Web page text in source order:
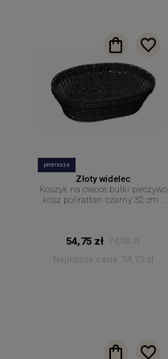
promocja
Złoty widelec
Koszyk na owoce bułki pieczywo
kosz polirattan czarny 32 cm x
54,75 zł
73,00 zł
Najniższa cena:
54,75 zł